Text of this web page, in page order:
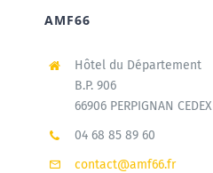
AMF66
Hôtel du Département
B.P. 906
66906 PERPIGNAN CEDEX
04 68 85 89 60
contact@amf66.fr